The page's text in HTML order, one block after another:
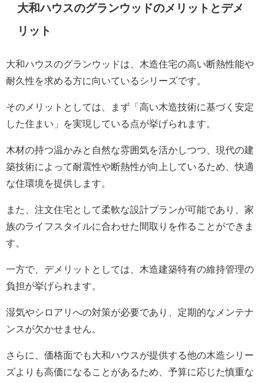
大和ハウスのグランウッドのメリットとデメ
リット
大和ハウスのグランウッドは、木造住宅の高い断熱性能や
耐久性を求める方に向いているシリーズです。
そのメリットとしては、まず「高い木造技術に基づく安定
した住まい」を実現している点が挙げられます。
木材の持つ温かみと自然な雰囲気を活かしつつ、現代の建
築技術によって耐震性や断熱性が向上しているため、快適
な住環境を提供します。
また、注文住宅として柔軟な設計プランが可能であり、家
族のライフスタイルに合わせた間取りを作ることができま
す。
一方で、デメリットとしては、木造建築特有の維持管理の
負担が挙げられます。
湿気やシロアリへの対策が必要であり、定期的なメンテナ
ンスが欠かせません。
さらに、価格面でも大和ハウスが提供する他の木造シリー
ズよりも高価になることがあるため、予算に応じた慎重な